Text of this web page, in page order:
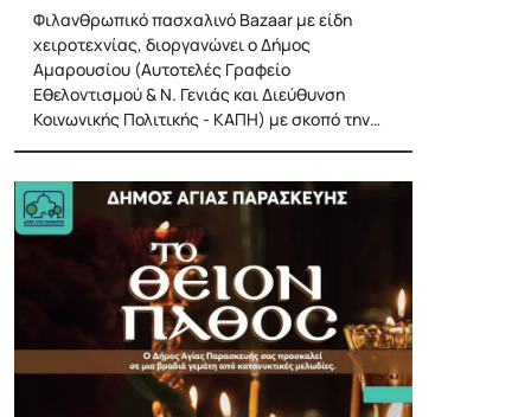
Φιλανθρωπικό πασχαλινό Bazaar με είδη
χειροτεχνίας, διοργανώνει ο Δήμος
Αμαρουσίου (Αυτοτελές Γραφείο
Εθελοντισμού & Ν. Γενιάς και Διεύθυνση
Κοινωνικής Πολιτικής - ΚΑΠΗ) με σκοπό την…